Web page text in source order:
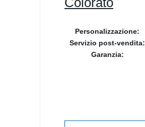
Personalizzazione:
Servizio post-vendita:
Garanzia: